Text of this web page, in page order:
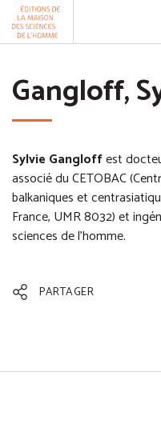
Aller au contenu
Gangloff,
Sylvie Gangloffest
associé du CETOBAC
balkaniques et
France, UMR 8032) et
sciences de l'homme.
PARTAGER
Panneau de gestion des